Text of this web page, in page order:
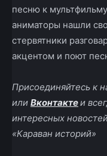
песню к
аниматоры нашли
стервятники
акцентом и поют
Присоединяйтесь к
или Вконтактеи
интересных
«Караван историй»